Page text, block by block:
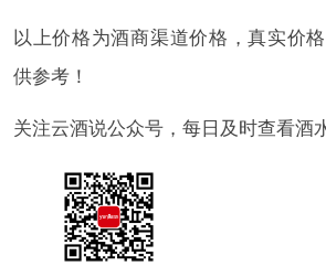
以上价格为酒商渠道价格，真实价
供参考！
关注云酒说公众号，每日及时查看酒